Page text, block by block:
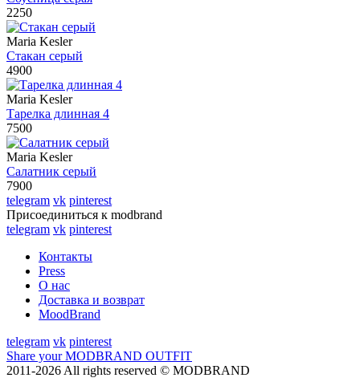
2250
Maria Kesler
Стакан серый
4900
Maria Kesler
Тарелка длинная 4
7500
Maria Kesler
Салатник серый
7900
telegram vk pinterest
Присоединиться к modbrand
telegram vk pinterest
Контакты
Press
О нас
Доставка и возврат
MoodBrand
telegram vk pinterest
Share your MODBRAND OUTFIT
2011-2026 All rights reserved © MODBRAND